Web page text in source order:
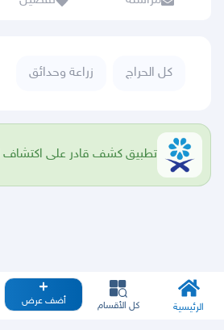
كل الحراج زراعة وحدائق
تطبيق كشف قادر على اكتشاف
الرئيسية كل الأقسام أضف عرض